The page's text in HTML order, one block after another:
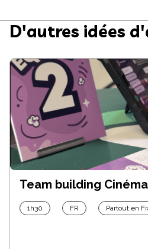
D'autres idées
Team building
1h30 FR Partout en